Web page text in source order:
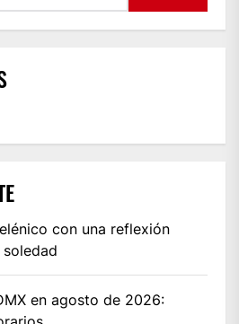
con una reflexión
en agosto de 2026: